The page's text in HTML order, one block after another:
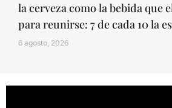
la cerveza como la bebida que
para reunirse: 7 de cada 10 la
6 agosto, 2026